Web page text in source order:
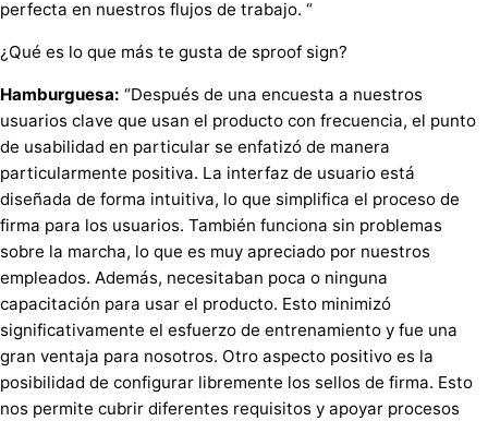
perfecta en nuestros flujos de trabajo. “
¿Qué es lo que más te gusta de sproof sign?
Hamburguesa: “Después de una encuesta a nuestros
usuarios clave que usan el producto con frecuencia, el punto
de usabilidad en particular se enfatizó de manera
particularmente positiva. La interfaz de usuario está
diseñada de forma intuitiva, lo que simplifica el proceso de
firma para los usuarios. También funciona sin problemas
sobre la marcha, lo que es muy apreciado por nuestros
empleados. Además, necesitaban poca o ninguna
capacitación para usar el producto. Esto minimizó
significativamente el esfuerzo de entrenamiento y fue una
gran ventaja para nosotros. Otro aspecto positivo es la
posibilidad de configurar libremente los sellos de firma. Esto
nos permite cubrir diferentes requisitos y apoyar procesos